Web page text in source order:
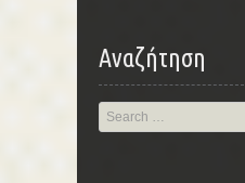
Αναζήτηση
Search
for: